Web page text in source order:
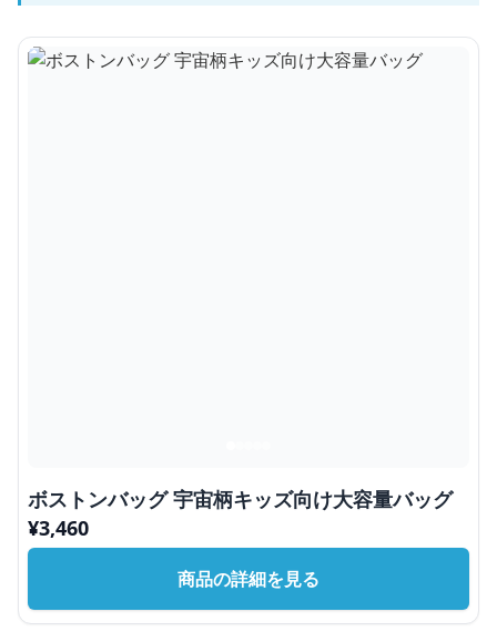
ボストンバッグ 宇宙柄キッズ向け大容量バッグ
¥3,460
商品の詳細を見る